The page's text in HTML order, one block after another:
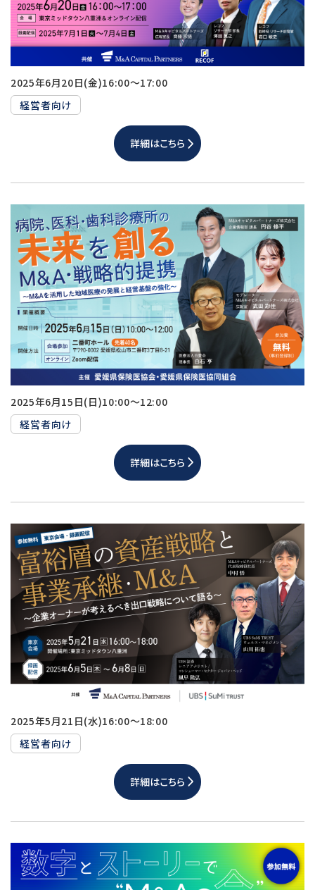
2025年6月20日(金)16:00～17:00
経営者向け
詳細はこちら
2025年6月15日(日)10:00～12:00
経営者向け
詳細はこちら
2025年5月21日(水)16:00～18:00
経営者向け
詳細はこちら